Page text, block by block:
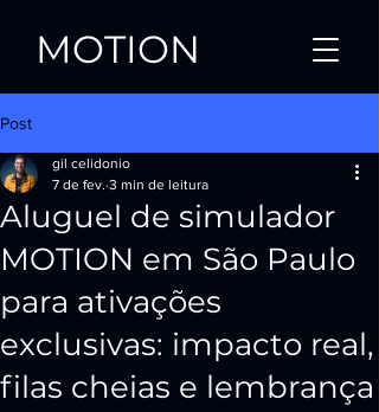
MOTION
Post
Aluguel de simulador
MOTION em São Paulo
para ativações
exclusivas: impacto real,
filas cheias e lembrança
gil celidonio
7 de fev. 3 min de leitura